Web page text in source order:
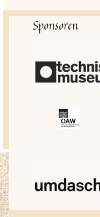
Sponsoren